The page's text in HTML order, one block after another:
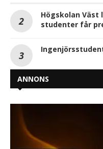
Högskolan Väst
studenter får
ANNONS